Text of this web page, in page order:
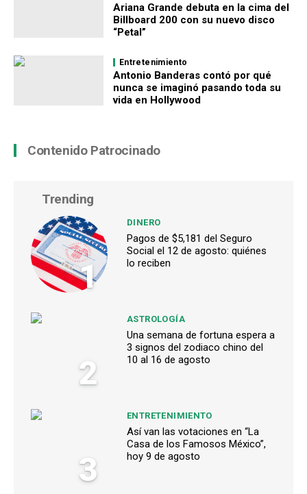
Ariana Grande debuta en la cima del
Billboard 200 con su nuevo disco
“Petal”
Entretenimiento
Antonio Banderas contó por qué
nunca se imaginó pasando toda su
vida en Hollywood
Contenido Patrocinado
Trending
1
DINERO
Pagos de $5,181 del Seguro
Social el 12 de agosto: quiénes
lo reciben
2
ASTROLOGÍA
Una semana de fortuna espera a
3 signos del zodiaco chino del
10 al 16 de agosto
3
ENTRETENIMIENTO
Así van las votaciones en “La
Casa de los Famosos México”,
hoy 9 de agosto